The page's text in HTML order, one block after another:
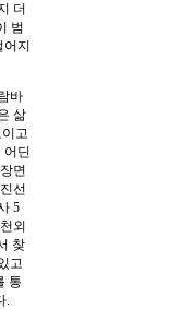
더
범
지
바
삶
고
어딘
면
선
5
외
찾
고
통
.